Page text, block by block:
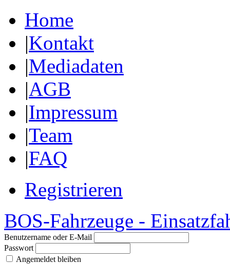
Home
|Kontakt
|Mediadaten
|AGB
|Impressum
|Team
|FAQ
Registrieren
BOS-Fahrzeuge -
Benutzername oder E-Mail
Passwort
Angemeldet bleiben